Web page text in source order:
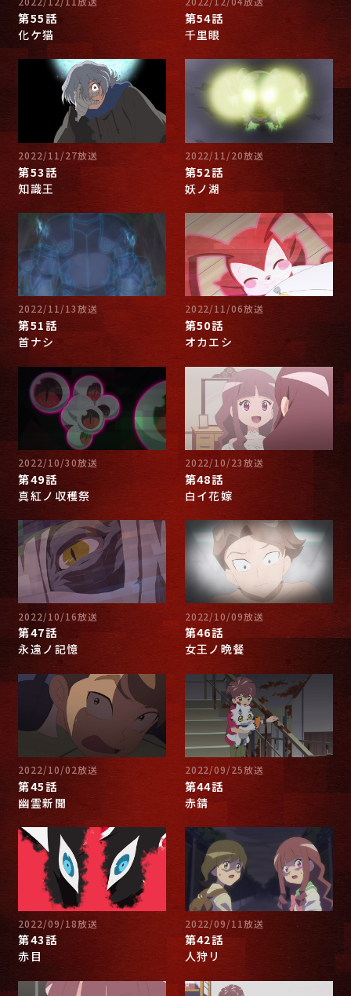
第55話
化ケ猫
第54話
千里眼
2022/11/27放送
第53話
知識王
2022/11/20放送
第52話
妖ノ湖
2022/11/13放送
第51話
首ナシ
2022/11/06放送
第50話
オカエシ
2022/10/30放送
第49話
真紅ノ収穫祭
2022/10/23放送
第48話
白イ花嫁
2022/10/16放送
第47話
永遠ノ記憶
2022/10/09放送
第46話
女王ノ晩餐
2022/10/02放送
第45話
幽霊新聞
2022/09/25放送
第44話
赤錆
2022/09/18放送
第43話
赤目
2022/09/11放送
第42話
人狩リ